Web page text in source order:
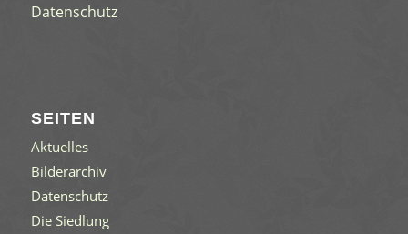
Datenschutz
SEITEN
Aktuelles
Bilderarchiv
Datenschutz
Die Siedlung